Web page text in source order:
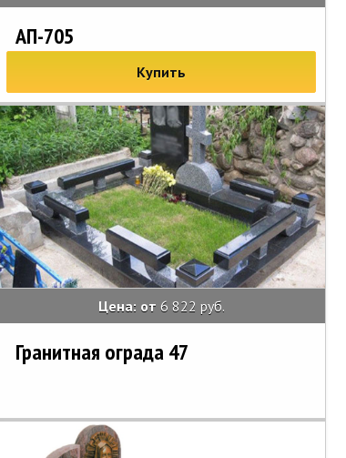
АП-705
Купить
Цена: от 6 822 руб.
Гранитная ограда 47